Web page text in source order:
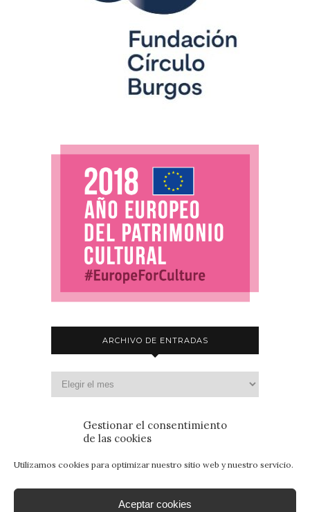
Gestionar el consentimiento
de las cookies
Utilizamos cookies para optimizar nuestro sitio web y nuestro servicio.
Aceptar cookies
ARCHIVO DE ENTRADAS